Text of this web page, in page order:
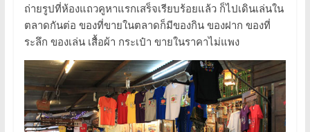
ถ่ายรูปที่ห้องแถวคูหาแรกเสร็จเรียบร้อยแล้ว ก็ไปเดินเล่นใน
ตลาดกันต่อ ของที่ขายในตลาดก็มีของกิน ของฝาก ของที่
ระลึก ของเล่น เสื้อผ้า กระเป๋า ขายในราคาไม่แพง